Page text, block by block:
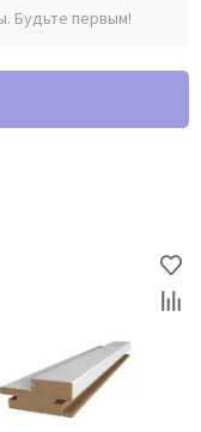
Будьте первым!